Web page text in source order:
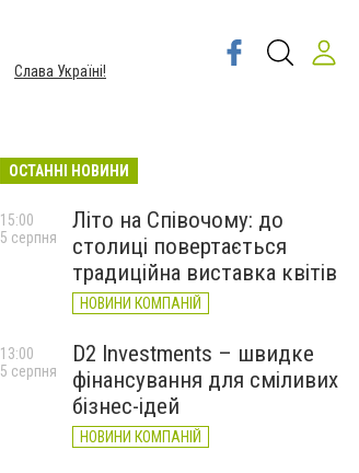
Слава Україні!
ОСТАННІ НОВИНИ
Літо на Співочому: до
столиці повертається
традиційна виставка квітів
НОВИНИ КОМПАНІЙ
15:00
5 серпня
D2 Investments – швидке
фінансування для сміливих
бізнес-ідей
НОВИНИ КОМПАНІЙ
13:00
5 серпня